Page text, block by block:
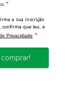
*
a sua inscrição
confirma que leu, e
Privacidade *